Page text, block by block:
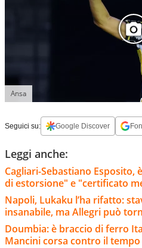
Ansa
Seguici su: Google Discover
Leggi anche:
Cagliari-Sebastiano
di estorsione" e "certificato
Napoli, Lukaku l’ha rifatto:
insanabile, ma Allegri può
Doumbia: è braccio di ferro
Mancini corsa contro il tempo